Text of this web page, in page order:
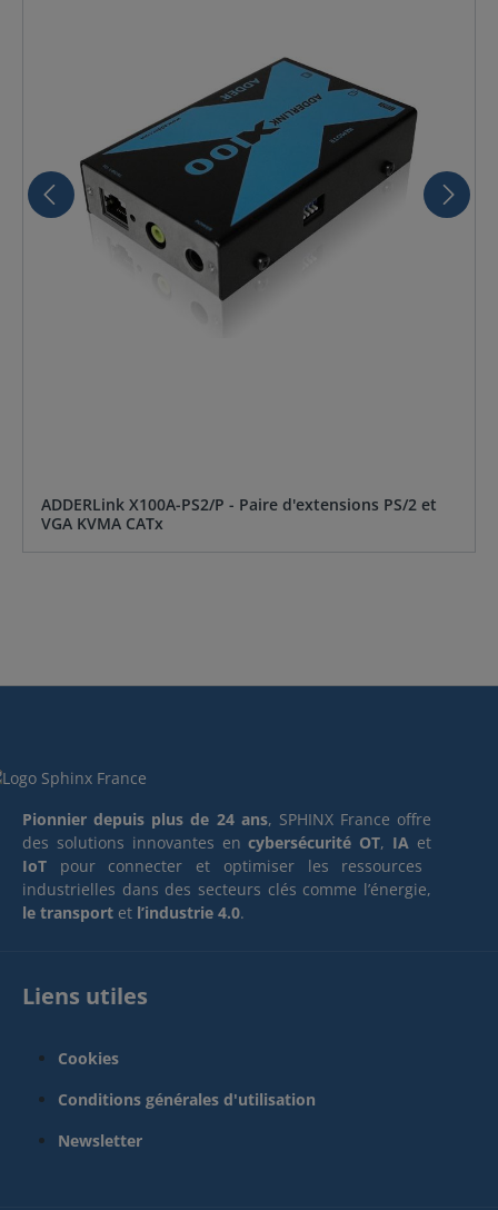
ADDERLink X100A-PS2/P - Paire d'extensions PS/2 et
VGA KVMA CATx
Pionnier depuis plus de 24 ans, SPHINX France offre
des solutions innovantes encybersécurité OT, IA et
IoT pour connecter et optimiser les ressources
industrielles dans des secteurs clés comme l’énergie,
le transport et l’industrie 4.0.
Liens utiles
Cookies
Conditions générales d'utilisation
Newsletter